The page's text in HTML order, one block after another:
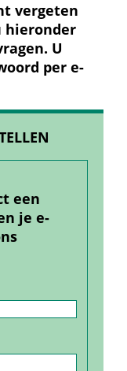
vergeten
hieronder
U
per e-
een
je e-